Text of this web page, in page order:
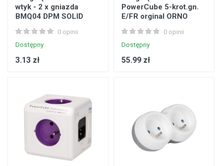
wtyk - 2 x gniazda
BMQ04 DPM SOLID
0 opinii
Dostępny
3.13 zł
PowerCube 5-krot.gn.
E/FR orginal ORNO
0 opinii
Dostępny
55.99 zł